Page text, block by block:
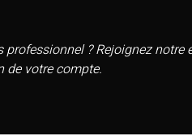
professionnel ? Rejoignez
de votre compte.